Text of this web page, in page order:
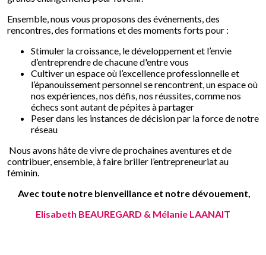
Ensemble, nous vous proposons des événements, des
rencontres, des formations et des moments forts pour :
Stimuler la croissance, le développement et l’envie
d’entreprendre de chacune d'entre vous
Cultiver un espace où l’excellence professionnelle et
l’épanouissement personnel se rencontrent, un espace où
nos expériences, nos défis, nos réussites, comme nos
échecs sont autant de pépites à partager
Peser dans les instances de décision par la force de notre
réseau
Nous avons hâte de vivre de prochaines aventures et de
contribuer, ensemble, à faire briller l’entrepreneuriat au
féminin.
Avec toute notre bienveillance et notre dévouement,
Elisabeth BEAUREGARD & Mélanie LAANAIT